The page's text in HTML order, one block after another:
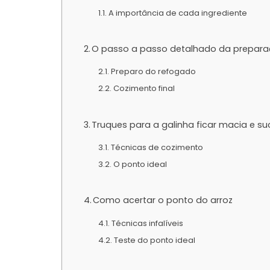
A importância de cada ingrediente
O passo a passo detalhado da
Preparo do refogado
Cozimento final
Truques para a galinha ficar macia e
Técnicas de cozimento
O ponto ideal
Como acertar o ponto do arroz
Técnicas infalíveis
Teste do ponto ideal